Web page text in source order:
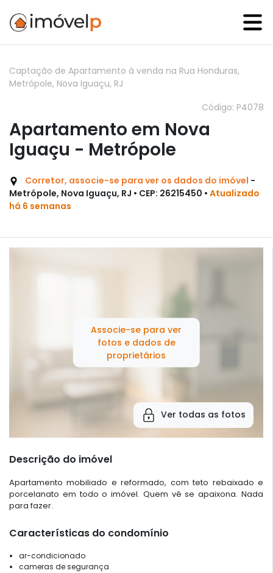
Captação de Apartamento à venda na Rua Honduras,
Metrópole, Nova Iguaçu, RJ
Código: P4078
Apartamento em Nova
Iguaçu - Metrópole
Corretor, associe-se para ver os dados do imóvel -
Metrópole, Nova Iguaçu, RJ • CEP: 26215450 • Atualizado
há 6 semanas
Associe-se para ver
fotos e dados de
proprietários
Ver todas as fotos
Descrição do imóvel
Apartamento mobiliado e reformado, com teto rebaixado e
porcelanato em todo o imóvel. Quem vê se apaixona. Nada
para fazer.
Características do condomínio
ar-condicionado
cameras de segurança